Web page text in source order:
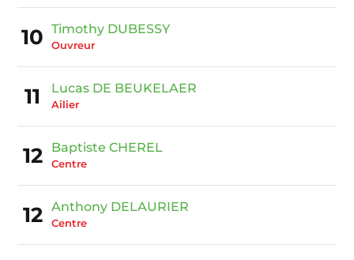
10 Timothy DUBESSY
Ouvreur
11 Lucas DE BEUKELAER
Ailier
12 Baptiste CHEREL
Centre
12 Anthony DELAURIER
Centre